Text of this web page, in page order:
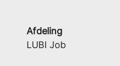
Afdeling
LUBI Job